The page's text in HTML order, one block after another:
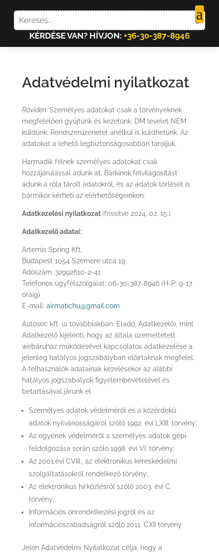
KÉRDÉSE VAN? HÍVJON: +36-30-387-8946
Adatvédelmi nyilatkozat
Röviden:Személyes adatokat csak a törvényeknek
megfelelően gyűjtünk és kezelünk. DM levelet NEM
küldünk. Rendszerüzenetet anélkül is küldhetünk. Az
adatokat a lehető legbiztonságosabban tároljuk.
Harmadik félnek személyes adatokat csak
hozzájárulással adunk át. Bárkinek felvilágosítást
adunk a róla tárolt adatokról, és az adatok törlését is
bármikor kérheti az elérhetőségeinken.
Adatkezelési nyilatkozat(frissítve 2024. 02. 15.)
Adatkezelő adatai:
Artemis Spring Kft.
Budapest 1054 Szemere utca 19
Adószám: 32992610-2-41
Telefonos ügyfélszolgálat: 06-30-387-8946 (H-P: 9-17
óráig)
E-mail: airmatichu@gmail.com
Autosec kft. (a továbbiakban: Eladó, Adatkezelő), mint
Adatkezelő kijelenti, hogy az általa üzemeltetett
webáruház működésével kapcsolatos adatkezelése a
jelenleg hatályos jogszabályban előírtaknak megfelel.
A felhasználók adatainak kezelésekor az alábbi
hatályos jogszabályok figyelembevételével és
betartásával járunk el.
Személyes adatok védelméről és a közérdekű
adatok nyilvánosságáról szóló 1992. évi LXIII. törvény;
Az egyének védelméről a személyes adatok gépi
feldolgozása során szóló 1998. évi VI. törvény;
Az 2001.évi CVIII., az elektronikus kereskedelmi
szolgáltatásokról rendelkező törvény;
Az elektronikus hírközlésről szóló 2003. évi C.
törvény;
Információs önrendelkezési jogról és az
információszabadságról szóló 2011. CXII törvény
Jelen Adatvédelmi Nyilatkozat célja, hogy a